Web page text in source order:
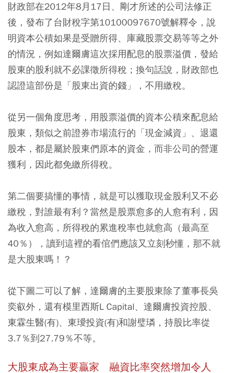
財政部在2012年8月17日、剛才所述的公司法修正
後，發布了台財稅字第10100097670號解釋令，說
明資本公積如果是受贈所得、庫藏股票交易等等之外
的情況，例如達爾膚這次採用配息的股票溢價，發給
股東的股利就不必課徵所得稅；換句話說，財政部也
認證這部份是「股東出資的錢」，不用繳稅。
從另一個角度思考，用股票溢價的資本公積來配息給
股東，類似之前證券市場流行的「現金減資」、退還
股本，都是屬於股東們原本的資金，而非公司的營運
獲利，因此都免繳所得稅。
第二個要搞懂的事情，就是可以獲取現金股利又不必
繳稅，對誰最有利？當然是股票愈多的人愈有利，因
為收入愈高，所得稅的累進稅率也就愈高（最高至
40％），讀到這裡的看倌們應該又立刻秒懂，那不就
是大股東嗎！？
從下圖二可以了解，達爾膚的主要股東除了董事長吳
奕叡外，還有模里西斯L Capital、達爾膚投資控股、
東霖生醫(有)、東璦投資(有)和謝璧璘，持股比率從
3.7％到27.79％不等。
大股東成為主要贏家 融資比率突然增加令人